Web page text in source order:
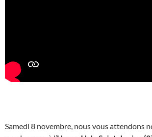
Samedi 8 novembre, nous vous attendons